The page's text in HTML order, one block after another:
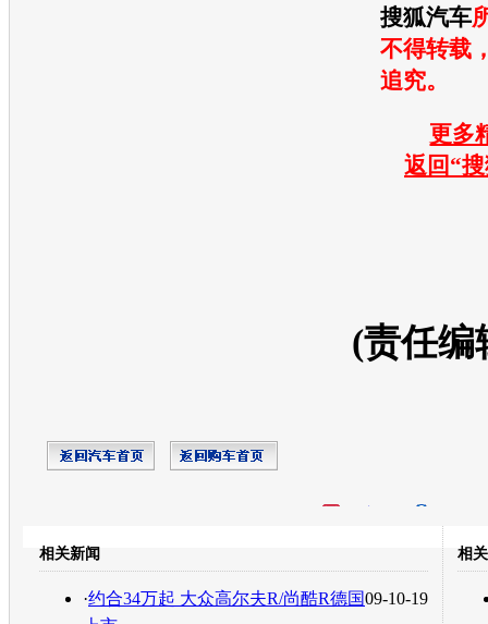
搜狐汽车
不得转载
追究。
更多
返回“
(责任编
转发至：
相关新闻
09-10-19
·约合34万起 大众高尔夫R/尚酷R德国
相